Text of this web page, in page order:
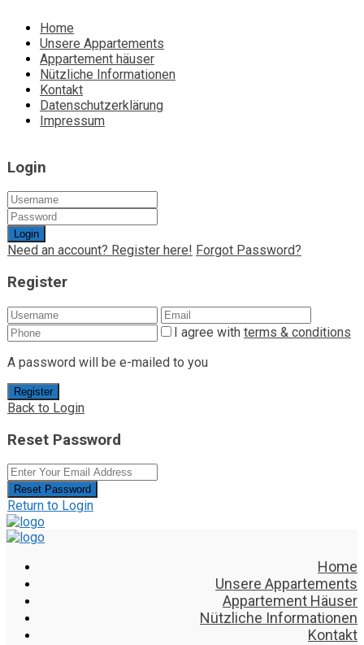
Home
Unsere Appartements
Appartement häuser
Nützliche Informationen
Kontakt
Datenschutzerklärung
Impressum
Login
Login
Need an account? Register here! Forgot Password?
Register
I agree with terms & conditions
A password will be e-mailed to you
Register
Back to Login
Reset Password
Reset Password
Return to Login
Home
Unsere Appartements
Appartement Häuser
Nützliche Informationen
Kontakt